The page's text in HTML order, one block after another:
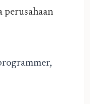
perusahaan